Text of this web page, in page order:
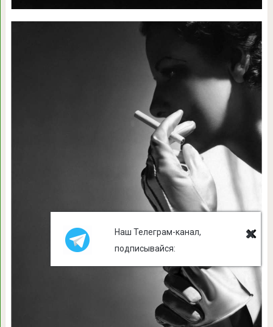
Наш Телеграм-канал,
подписывайся: